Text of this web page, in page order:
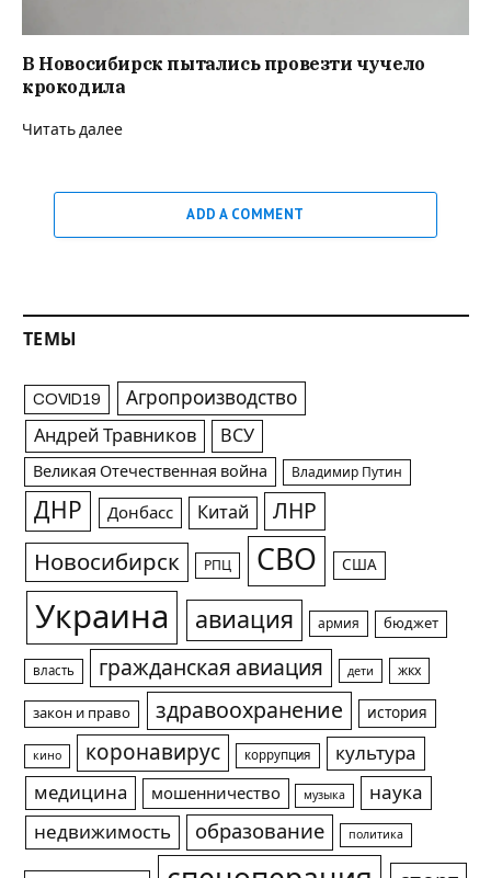
В Новосибирск пытались провезти чучело
крокодила
Читать далее
ADD A COMMENT
ТЕМЫ
COVID19 Агропроизводство
Андрей Травников ВСУ
Великая Отечественная война Владимир Путин
ДНР Донбасс Китай ЛНР
Новосибирск РПЦ СВО США
Украина авиация армия бюджет
власть гражданская авиация дети жкх
закон и право здравоохранение история
кино коронавирус коррупция
культура
медицина
мошенничество музыка
наука
недвижимость
образование политика